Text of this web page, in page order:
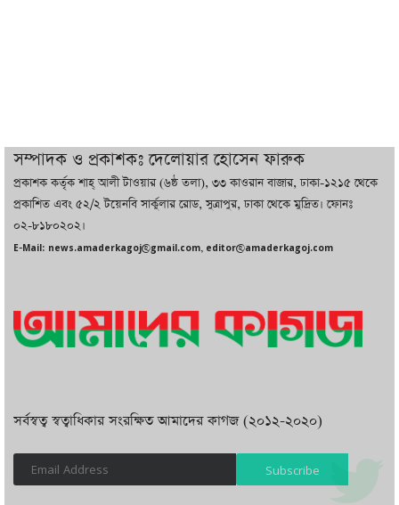
বাজারে কাঁচা মরিচে ‘আগুন’, ‘এত দাম তো
আগে দেখিনি’
সম্পাদক ও প্রকাশকঃ দেলোয়ার হোসেন ফারুক
প্রকাশক কর্তৃক শাহ্ আলী টাওয়ার (৬ষ্ঠ তলা), ৩৩ কাওরান বাজার, ঢাকা-১২১৫ থেকে
প্রকাশিত এবং ৫২/২ টয়েনবি সার্কুলার রোড, সুত্রাপুর, ঢাকা থেকে মুদ্রিত। ফোনঃ
০২-৮১৮০২০২।
E-Mail: news.amaderkagoj@gmail.com, editor@amaderkagoj.com
সর্বস্বত্ব স্বত্বাধিকার সংরক্ষিত আমাদের কাগজ (২০১২-২০২০)